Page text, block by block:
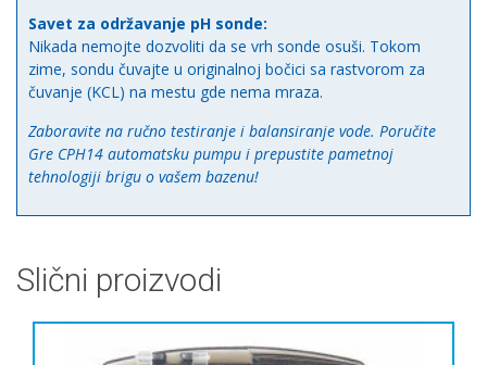
Savet za održavanje pH sonde:
Nikada nemojte dozvoliti da se vrh sonde osuši. Tokom
zime, sondu čuvajte u originalnoj bočici sa rastvorom za
čuvanje (KCL) na mestu gde nema mraza.
Zaboravite na ručno testiranje i balansiranje vode. Poručite
Gre CPH14 automatsku pumpu i prepustite pametnoj
tehnologiji brigu o vašem bazenu!
Slični proizvodi